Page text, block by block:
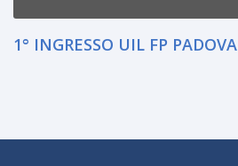
1° INGRESSO UIL FP PADOVA